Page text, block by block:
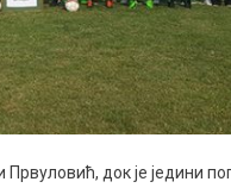
док је једини